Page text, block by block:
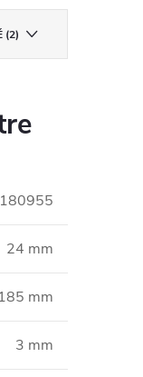
(2)
24 mm
185 mm
3 mm